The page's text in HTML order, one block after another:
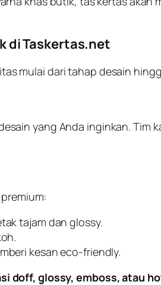
di Taskertas.net
mulai dari tahap desain
yang Anda inginkan. Tim
tajam dan glossy.
kesan eco-friendly.
doff, glossy, emboss, atau